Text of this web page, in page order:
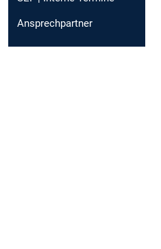
Ansprechpartner